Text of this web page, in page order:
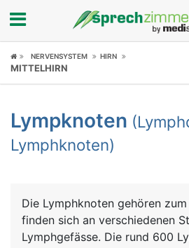
Fokus
Symptome
Untersuchungen
Ratgeber
NERVENSYSTEM HIRN
MITTELHIRN
Lympknoten
Lymphknoten)
Die Lymphknoten gehören
finden sich an verschiedenen
Lymphgefässe. Die rund 600